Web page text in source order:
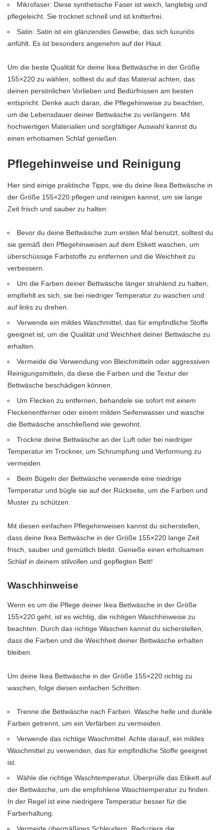
Mikrofaser: Diese synthetische Faser ist weich, langlebig und
pflegeleicht. Sie trocknet schnell und ist knitterfrei.
Satin: Satin ist ein glänzendes Gewebe, das sich luxuriös
anfühlt. Es ist besonders angenehm auf der Haut.
Um die beste Qualität für deine Ikea Bettwäsche in der Größe
155×220 zu wählen, solltest du auf das Material achten, das
deinen persönlichen Vorlieben und Bedürfnissen am besten
entspricht. Denke auch daran, die Pflegehinweise zu beachten,
um die Lebensdauer deiner Bettwäsche zu verlängern. Mit
hochwertigen Materialien und sorgfältiger Auswahl kannst du
einen erholsamen Schlaf genießen.
Pflegehinweise und Reinigung
Hier sind einige praktische Tipps, wie du deine Ikea Bettwäsche in
der Größe 155×220 pflegen und reinigen kannst, um sie lange
Zeit frisch und sauber zu halten:
Bevor du deine Bettwäsche zum ersten Mal benutzt, solltest du
sie gemäß den Pflegehinweisen auf dem Etikett waschen, um
überschüssige Farbstoffe zu entfernen und die Weichheit zu
verbessern.
Um die Farben deiner Bettwäsche länger strahlend zu halten,
empfiehlt es sich, sie bei niedriger Temperatur zu waschen und
auf links zu drehen.
Verwende ein mildes Waschmittel, das für empfindliche Stoffe
geeignet ist, um die Qualität und Weichheit deiner Bettwäsche zu
erhalten.
Vermeide die Verwendung von Bleichmitteln oder aggressiven
Reinigungsmitteln, da diese die Farben und die Textur der
Bettwäsche beschädigen können.
Um Flecken zu entfernen, behandele sie sofort mit einem
Fleckenentferner oder einem milden Seifenwasser und wasche
die Bettwäsche anschließend wie gewohnt.
Trockne deine Bettwäsche an der Luft oder bei niedriger
Temperatur im Trockner, um Schrumpfung und Verformung zu
vermeiden.
Beim Bügeln der Bettwäsche verwende eine niedrige
Temperatur und bügle sie auf der Rückseite, um die Farben und
Muster zu schützen.
Mit diesen einfachen Pflegehinweisen kannst du sicherstellen,
dass deine Ikea Bettwäsche in der Größe 155×220 lange Zeit
frisch, sauber und gemütlich bleibt. Genieße einen erholsamen
Schlaf in deinem stilvollen und gepflegten Bett!
Waschhinweise
Wenn es um die Pflege deiner Ikea Bettwäsche in der Größe
155×220 geht, ist es wichtig, die richtigen Waschhinweise zu
beachten. Durch das richtige Waschen kannst du sicherstellen,
dass die Farben und die Weichheit deiner Bettwäsche erhalten
bleiben.
Um deine Ikea Bettwäsche in der Größe 155×220 richtig zu
waschen, folge diesen einfachen Schritten:
Trenne die Bettwäsche nach Farben. Wasche helle und dunkle
Farben getrennt, um ein Verfärben zu vermeiden.
Verwende das richtige Waschmittel. Achte darauf, ein mildes
Waschmittel zu verwenden, das für empfindliche Stoffe geeignet
ist.
Wähle die richtige Waschtemperatur. Überprüfe das Etikett auf
der Bettwäsche, um die empfohlene Waschtemperatur zu finden.
In der Regel ist eine niedrigere Temperatur besser für die
Farberhaltung.